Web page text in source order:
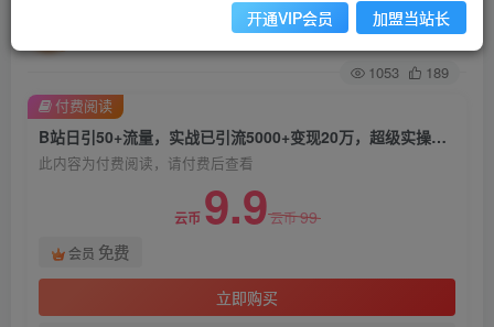
关注 私信
1053 189
B站日引50+流量，实战已引流5000+变现20万，超级实操课程
此内容为付费阅读，请付费后查看
云币 9.9云币99
会员 免费
立即购买
付费阅读
开通VIP会员 加盟当站长